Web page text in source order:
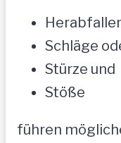
Schläge
Stürze und
Stöße
führen